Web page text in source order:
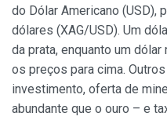
do Dólar Americano (USD),
dólares (XAG/USD). Um
da prata, enquanto um
os preços para cima.
investimento, oferta de
abundante que o ouro – e